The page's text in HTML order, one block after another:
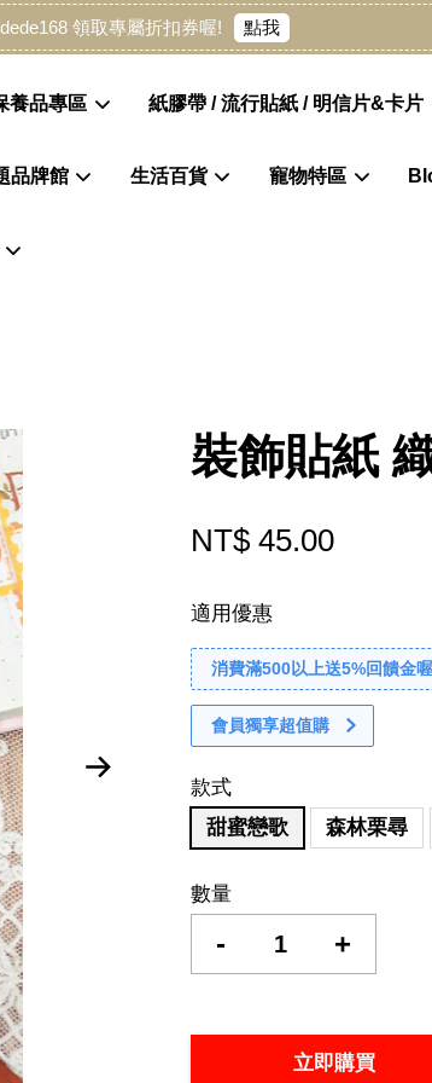
領取專屬折扣券喔! 點我
養品專區 紙膠帶 / 流行貼紙 / 明信片&卡片
品牌館 生活百貨 寵物特區
裝飾貼紙
NT$ 45.00
適用優惠
消費滿500以上送5%回饋金喔
會員獨享超值購
款式
甜蜜戀歌
森林栗尋
數量
- +
立即購買